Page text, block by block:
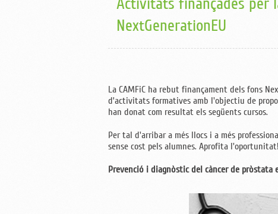
NextGenerationEU
La CAMFiC ha rebut finançament dels fons
d’activitats formatives amb l'objectiu de
han donat com resultat els següents cursos.
Per tal d'arribar a més llocs i a més
sense cost pels alumnes. Aprofita l'oportunitat!
Prevenció i diagnòstic del càncer de pròstata